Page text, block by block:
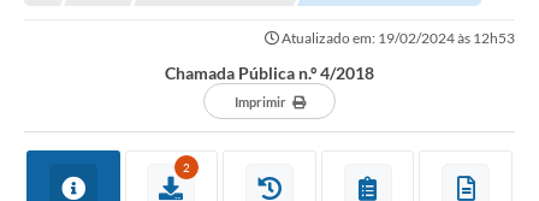
Atualizado em: 19/02/2024 às 12h53
Chamada Pública n.º 4/2018
Imprimir
2